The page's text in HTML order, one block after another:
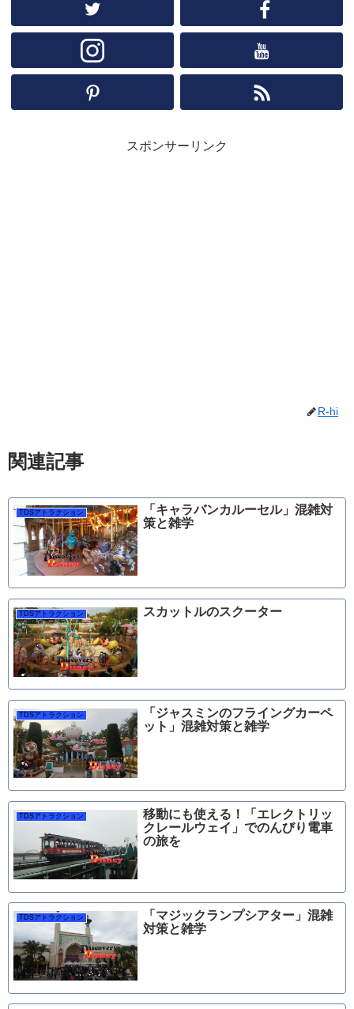
スポンサーリンク
R-hi
関連記事
TDSアトラクション
「キャラバンカルーセル」混雑対
策と雑学
TDSアトラクション スカットルのスクーター
TDSアトラクション
「ジャスミンのフライングカーペ
ット」混雑対策と雑学
TDSアトラクション
移動にも使える！「エレクトリッ
クレールウェイ」でのんびり電車
の旅を
TDSアトラクション
「マジックランプシアター」混雑
対策と雑学